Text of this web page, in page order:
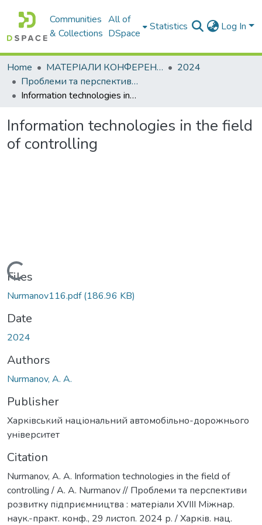
Communities
& Collections
All of
DSpace
Statistics Log In
Home МАТЕРІАЛИ КОНФЕРЕНЦІЙ
2024
Проблеми та перспективи розвитку підприємництва
Information technologies in the field of controlling
Information technologies in the field
of controlling
Loading...
Files
Nurmanov116.pdf(186.96 KB)
Date
2024
Authors
Nurmanov, A. A.
Publisher
Харківський національний автомобільно-дорожнього
університет
Citation
Nurmanov, A. A. Information technologies in the field of
controlling / A. A. Nurmanov // Проблеми та перспективи
розвитку підприємництва : матеріали ХVІІI Міжнар.
наук.-практ. конф., 29 листоп. 2024 р. / Харків. нац.